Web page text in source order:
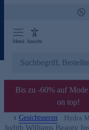
Menü Ansicht
Bis zu -60% auf
on top!
Gesichtsseren Hydra
Judith Williams Beauty